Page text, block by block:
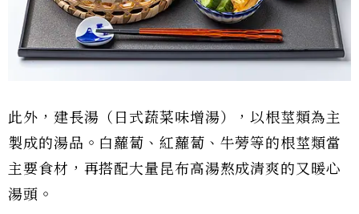
此外，建長湯（日式蔬菜味增湯），以根莖類為主
製成的湯品。白蘿蔔、紅蘿蔔、牛蒡等的根莖類當
主要食材，再搭配大量昆布高湯熬成清爽的又暖心
湯頭。